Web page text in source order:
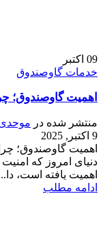
09 اکتبر
خدمات گاوصندوق
اهمیت گاوصندوق؛
منتشر شده در
9 اکتبر, 2025
اهمیت گاوصندوق؛
دنیای امروز که
اهمیت یافته است،
ادامه مطلب